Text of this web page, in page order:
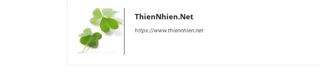
ThienNhien.Net
https://www.thiennhien.net